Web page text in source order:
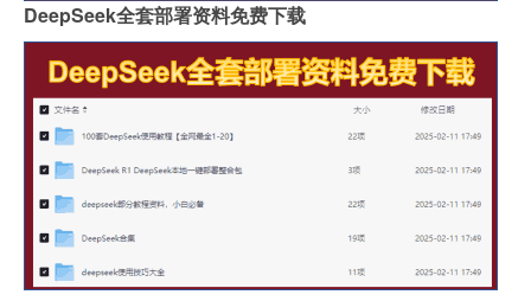
DeepSeek全套部署资料免费下载